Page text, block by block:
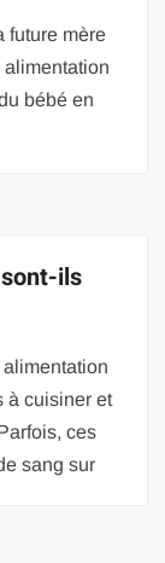
future mère
bébé en
ils
à cuisiner et
ces
sang sur